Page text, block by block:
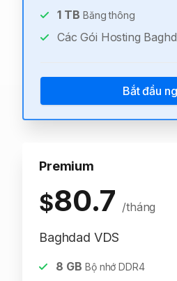
1TB Băng thông
Các Gói Hosting
Bắt đầu
Premium
$80.7 /tháng
Baghdad VDS
8 GB Bộ nhớ DDR4